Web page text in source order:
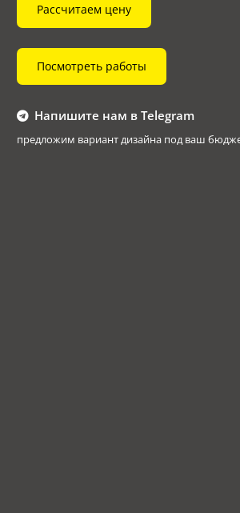
Рассчитаем цену
Посмотреть работы
Напишите нам в Telegram
предложим вариант дизайна под ваш